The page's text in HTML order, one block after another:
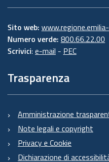
Sito web:
Numero verde: 800.66.22.00
Scrivici: e-mail - PEC
Trasparenza
Amministrazione
Note legali e copyright
Privacy e Cookie
Dichiarazione di